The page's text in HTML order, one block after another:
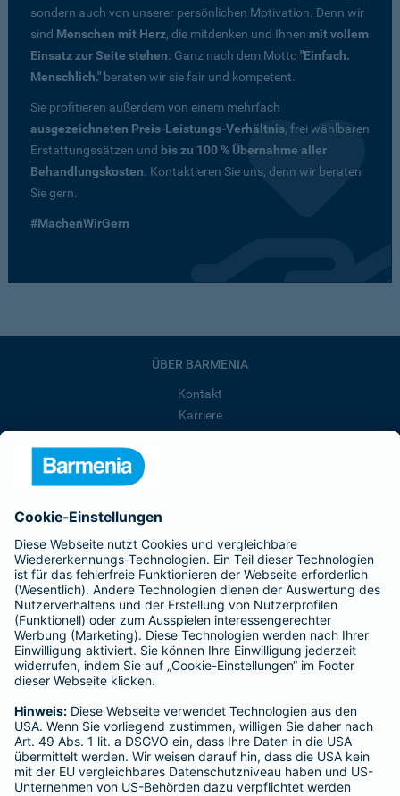
sondern auch von unserer persönlichen Motivation. Denn wir
sind Menschen mit Herz, die mitdenken und Ihnen mit vollem
Einsatz zur Seite stehen. Ganz nach dem Motto"Einfach.
Menschlich." beraten wir sie fair und kompetent.
Sie profitieren außerdem von einem mehrfach
ausgezeichneten Preis-Leistungs-Verhältnis, frei wählbaren
Erstattungssätzen und bis zu 100 % Übernahme aller
Behandlungskosten. Kontaktieren Sie uns, denn wir beraten
Sie gern.
#MachenWirGern
ÜBER BARMENIA
Kontakt
Karriere
Barmenia ist Teil der BarmeniaGothaer
BELIEBTE SEITEN
Kranken-Zusatzversicherung
Tierversicherungen
Haftpflichtversicherung
Hausratversicherung
Adresse ändern
Schaden melden
Kilometerstandsmeldung
Serviceübersicht